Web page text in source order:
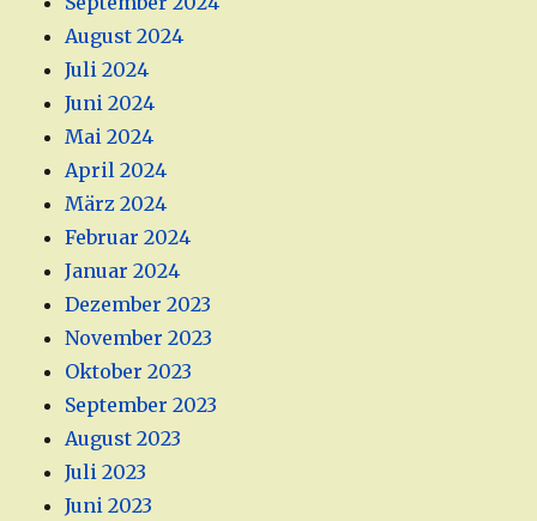
August 2024
Juli 2024
Juni 2024
Mai 2024
April 2024
März 2024
Februar 2024
Januar 2024
Dezember 2023
November 2023
Oktober 2023
September 2023
August 2023
Juli 2023
Juni 2023